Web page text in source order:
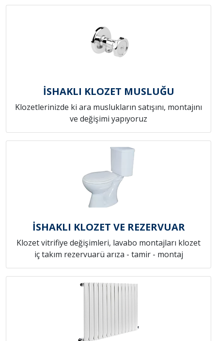
İSHAKLI KLOZET MUSLUĞU
Klozetlerinizde ki ara muslukların satışını, montajını
ve değişimi yapıyoruz
İSHAKLI KLOZET VE REZERVUAR
Klozet vitrifiye değişimleri, lavabo montajları klozet
iç takım rezervuarü arıza - tamir - montaj